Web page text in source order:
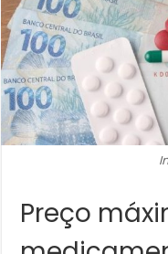
Preço